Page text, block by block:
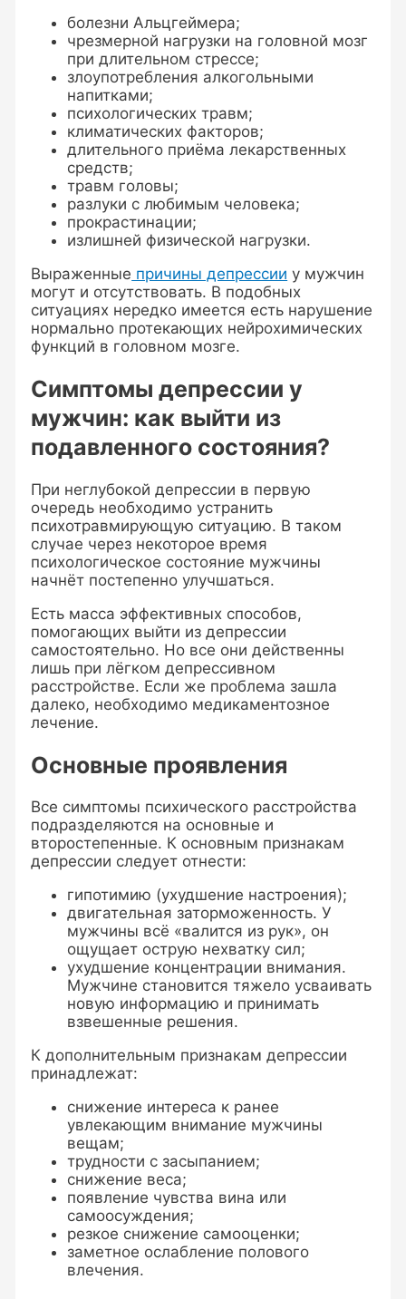
болезни Альцгеймера;
чрезмерной нагрузки на головной мозг
при длительном стрессе;
злоупотребления алкогольными
напитками;
психологических травм;
климатических факторов;
длительного приёма лекарственных
средств;
травм головы;
разлуки с любимым человека;
прокрастинации;
излишней физической нагрузки.
Выраженные причины депрессии у мужчин
могут и отсутствовать. В подобных
ситуациях нередко имеется есть нарушение
нормально протекающих нейрохимических
функций в головном мозге.
Симптомы депрессии у
мужчин: как выйти из
подавленного состояния?
При неглубокой депрессии в первую
очередь необходимо устранить
психотравмирующую ситуацию. В таком
случае через некоторое время
психологическое состояние мужчины
начнёт постепенно улучшаться.
Есть масса эффективных способов,
помогающих выйти из депрессии
самостоятельно. Но все они действенны
лишь при лёгком депрессивном
расстройстве. Если же проблема зашла
далеко, необходимо медикаментозное
лечение.
Основные проявления
Все симптомы психического расстройства
подразделяются на основные и
второстепенные. К основным признакам
депрессии следует отнести:
гипотимию (ухудшение настроения);
двигательная заторможенность. У
мужчины всё «валится из рук», он
ощущает острую нехватку сил;
ухудшение концентрации внимания.
Мужчине становится тяжело усваивать
новую информацию и принимать
взвешенные решения.
К дополнительным признакам депрессии
принадлежат:
снижение интереса к ранее
увлекающим внимание мужчины
вещам;
трудности с засыпанием;
снижение веса;
появление чувства вина или
самоосуждения;
резкое снижение самооценки;
заметное ослабление полового
влечения.